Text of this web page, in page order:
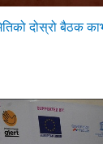
दोस्रो बैठक